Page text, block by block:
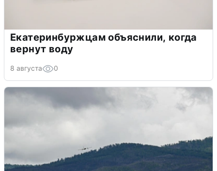
Екатеринбуржцам объяснили, когда
вернут воду
8 августа 0